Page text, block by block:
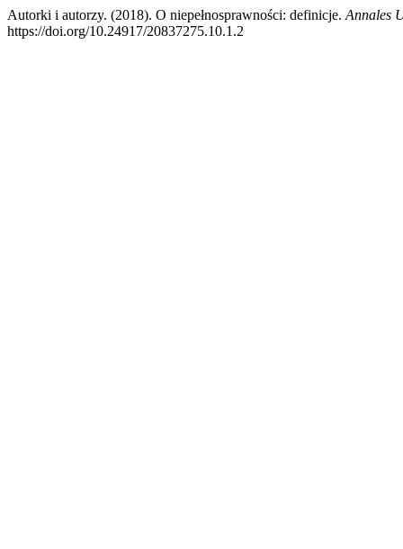
Autorki i autorzy. (2018). O niepełnosprawności: definicje. Annales
https://doi.org/10.24917/20837275.10.1.2